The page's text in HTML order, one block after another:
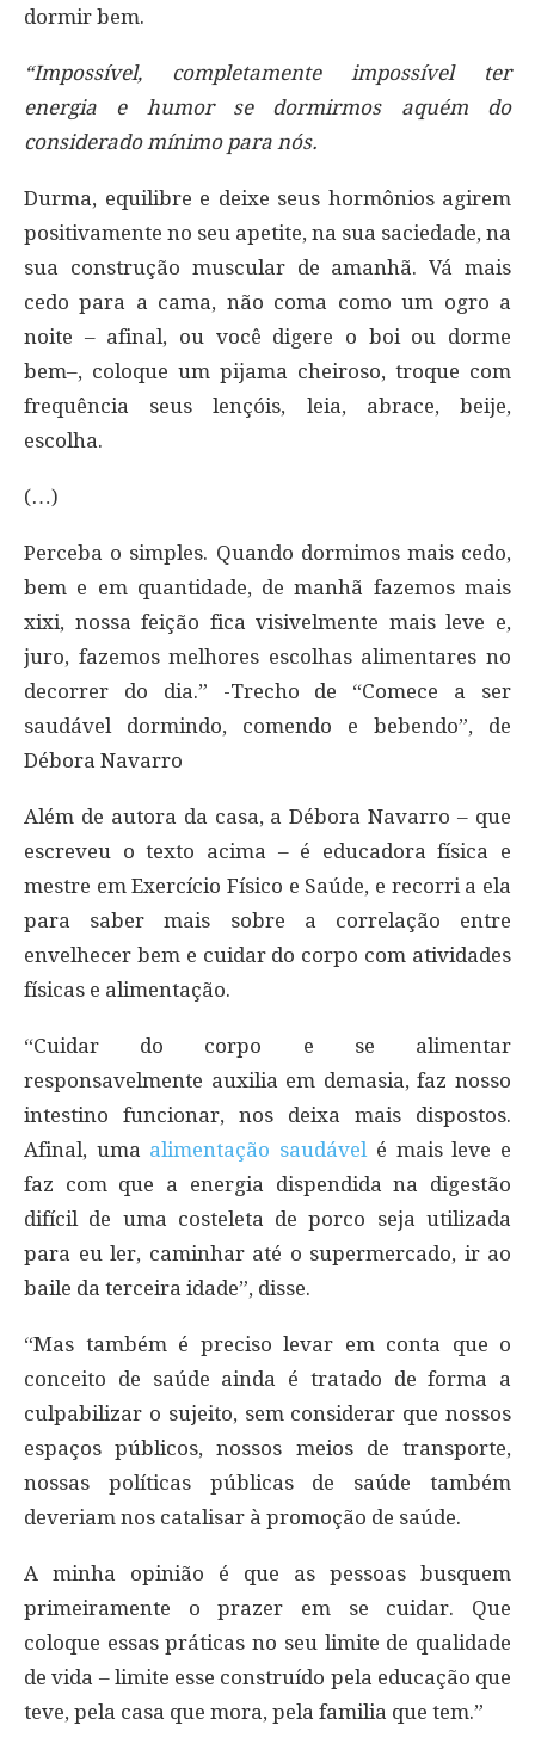
dormir bem.
“Impossível, completamente impossível ter
energia e humor se dormirmos aquém do
considerado mínimo para nós.
Durma, equilibre e deixe seus hormônios agirem
positivamente no seu apetite, na sua saciedade, na
sua construção muscular de amanhã. Vá mais
cedo para a cama, não coma como um ogro a
noite – afinal, ou você digere o boi ou dorme
bem–, coloque um pijama cheiroso, troque com
frequência seus lençóis, leia, abrace, beije,
escolha.
(…)
Perceba o simples. Quando dormimos mais cedo,
bem e em quantidade, de manhã fazemos mais
xixi, nossa feição fica visivelmente mais leve e,
juro, fazemos melhores escolhas alimentares no
decorrer do dia.” -Trecho de “Comece a ser
saudável dormindo, comendo e bebendo”, de
Débora Navarro
Além de autora da casa, a Débora Navarro – que
escreveu o texto acima – é educadora física e
mestre em Exercício Físico e Saúde, e recorri a ela
para saber mais sobre a correlação entre
envelhecer bem e cuidar do corpo com atividades
físicas e alimentação.
“Cuidar do corpo e se alimentar
responsavelmente auxilia em demasia, faz nosso
intestino funcionar, nos deixa mais dispostos.
Afinal, uma alimentação saudávelé mais leve e
faz com que a energia dispendida na digestão
difícil de uma costeleta de porco seja utilizada
para eu ler, caminhar até o supermercado, ir ao
baile da terceira idade”, disse.
“Mas também é preciso levar em conta que o
conceito de saúde ainda é tratado de forma a
culpabilizar o sujeito, sem considerar que nossos
espaços públicos, nossos meios de transporte,
nossas políticas públicas de saúde também
deveriam nos catalisar à promoção de saúde.
A minha opinião é que as pessoas busquem
primeiramente o prazer em se cuidar. Que
coloque essas práticas no seu limite de qualidade
de vida – limite esse construído pela educação que
teve, pela casa que mora, pela familia que tem.”